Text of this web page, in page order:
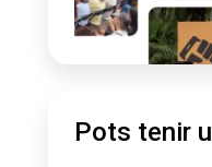
Pots tenir